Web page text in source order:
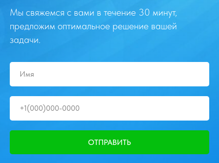
Мы свяжемся с вами в течение 30 минут,
предложим оптимальное решение вашей
задачи.
ОТПРАВИТЬ